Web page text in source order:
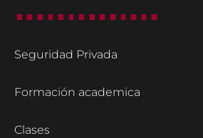
Seguridad Privada
Formación academica
Clases